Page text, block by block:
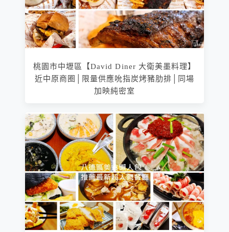
桃園市中壢區【David Diner 大衛美墨料理】
近中原商圈│限量供應吮指炭烤豬肋排│同場
加映純密室